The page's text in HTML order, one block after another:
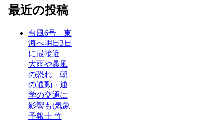
最近の投稿
台風6号 東
海へ明日3日
に最接近
大雨や暴風
の恐れ 朝
の通勤・通
学の交通に
影響も(気象
予報士 竹